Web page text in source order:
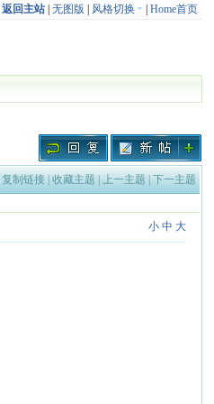
返回主站| 无图版 风格切换 Home首页
复制链接| 收藏主题 | 上一主题 | 下一主题
小 中 大